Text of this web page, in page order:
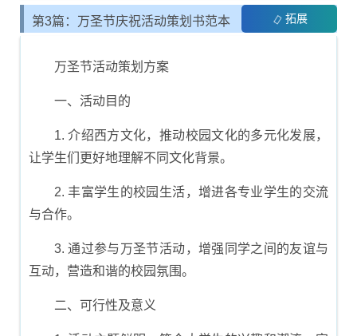
第3篇：万圣节庆祝活动策划书范本 拓展
万圣节活动策划方案
一、活动目的
1. 介绍西方文化，推动校园文化的多元化发展，
让学生们更好地理解不同文化背景。
2. 丰富学生的校园生活，增进各专业学生的交流
与合作。
3. 通过参与万圣节活动，增强同学之间的友谊与
互动，营造和谐的校园氛围。
二、可行性及意义